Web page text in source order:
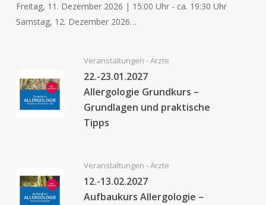
Freitag, 11. Dezember 2026 | 15:00 Uhr - ca. 19:30 Uhr
Samstag, 12. Dezember 2026…
Veranstaltungen - Ärzte
22.-23.01.2027
Allergologie Grundkurs –
Grundlagen und praktische
Tipps
Veranstaltungen - Ärzte
12.-13.02.2027
Aufbaukurs Allergologie –